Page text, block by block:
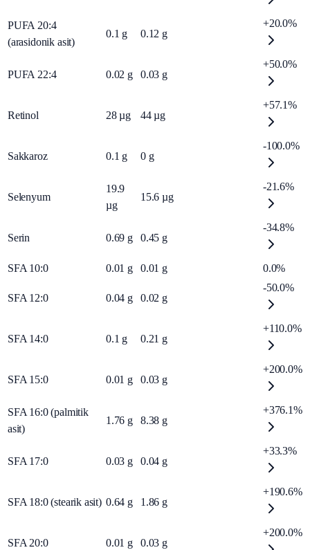
PUFA 20:4
(arasidonik asit)
0.1 g 0.12 g
+20.0%
PUFA 22:4 0.02 g 0.03 g
+50.0%
Retinol 28 µg 44 µg
+57.1%
Sakkaroz 0.1 g 0 g
-100.0%
Selenyum
19.9
µg
15.6 µg
-21.6%
Serin 0.69 g 0.45 g
-34.8%
SFA 10:0 0.01 g 0.01 g 0.0%
SFA 12:0 0.04 g 0.02 g
-50.0%
SFA 14:0 0.1 g 0.21 g
+110.0%
SFA 15:0 0.01 g 0.03 g
+200.0%
SFA 16:0 (palmitik
asit)
1.76 g 8.38 g
+376.1%
SFA 17:0 0.03 g 0.04 g
+33.3%
SFA 18:0 (stearik asit) 0.64 g 1.86 g
+190.6%
SFA 20:0 0.01 g 0.03 g
+200.0%